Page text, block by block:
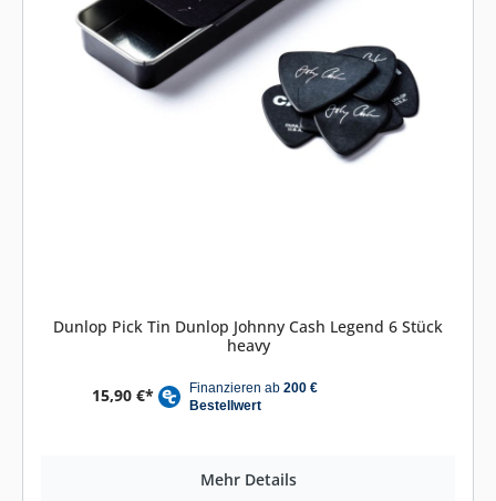
Dunlop Pick Tin Dunlop Johnny Cash Legend 6 Stück
heavy
15,90 €*
Mehr Details